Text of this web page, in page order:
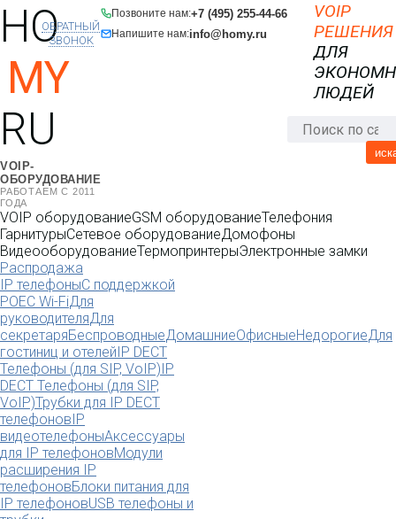
HO
MY
RU
VOIP-
ОБОРУДОВАНИЕ
РАБОТАЕМ С 2011
ГОДА
Позвоните нам:+7 (495) 255-44-66
Напишите нам:info@homy.ru
ОБРАТНЫЙ
ЗВОНОК
VOIP
РЕШЕНИЯ
ДЛЯ
ЛЮДЕЙ
VOIP оборудованиеGSM оборудованиеТелефония
ГарнитурыСетевое оборудованиеДомофоны
ВидеооборудованиеТермопринтерыЭлектронные замки
Распродажа
IP телефоныС поддержкой
POEC Wi-FiДля
руководителяДля
секретаряБеспроводныеДомашниеОфисныеНедорогиеДля
гостиниц и отелейIP DECT
Телефоны (для SIP, VoIP)IP
DECT Телефоны (для SIP,
VoIP)Трубки для IP DECT
телефоновIP
видеотелефоныАксессуары
для IP телефоновМодули
расширения IP
телефоновБлоки питания для
IP телефоновUSB телефоны и